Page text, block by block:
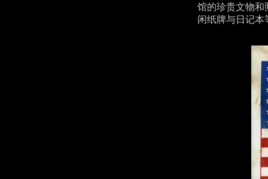
馆的珍贵文物
闲纸牌与日记本